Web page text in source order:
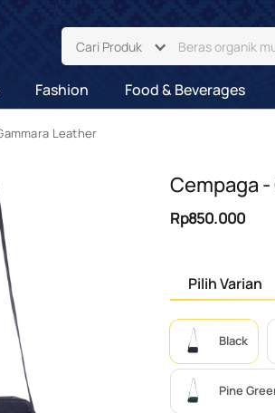
Cari Produk
Fashion Food & Beverages
Leather
Cempaga
Rp850.000
Pilih Varian
Black
Pine